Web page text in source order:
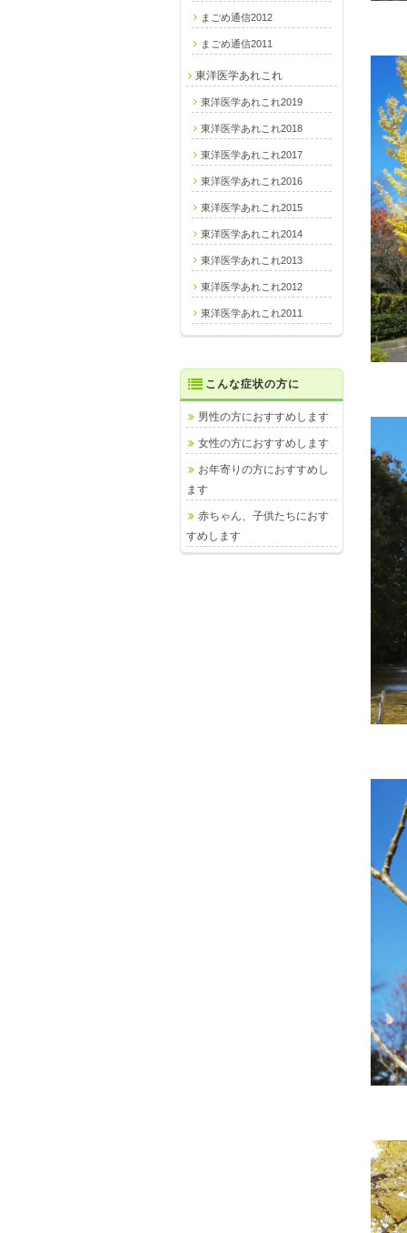
まごめ通信2012
まごめ通信2011
東洋医学あれこれ
東洋医学あれこれ2019
東洋医学あれこれ2018
東洋医学あれこれ2017
東洋医学あれこれ2016
東洋医学あれこれ2015
東洋医学あれこれ2014
東洋医学あれこれ2013
東洋医学あれこれ2012
東洋医学あれこれ2011
こんな症状の方に
男性の方におすすめします
女性の方におすすめします
お年寄りの方におすすめし
ます
赤ちゃん、子供たちにおす
すめします